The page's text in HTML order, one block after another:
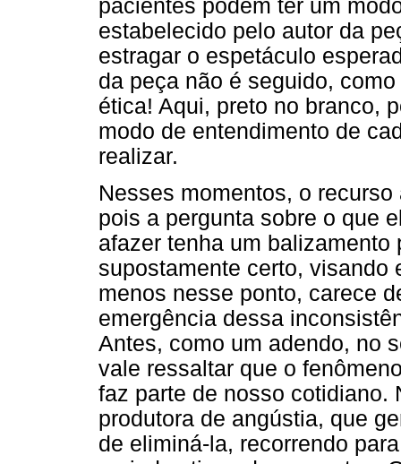
pacientes podem ter um
estabelecido pelo autor da
estragar o espetáculo
da peça não é seguido,
ética! Aqui, preto no branco,
modo de entendimento de
realizar.
Nesses momentos, o
pois a pergunta sobre o que
afazer tenha um
supostamente certo, visando
menos nesse ponto, carece
emergência dessa
Antes, como um adendo, no
vale ressaltar que o
faz parte de nosso cotidiano.
produtora de angústia, que
de eliminá-la, recorrendo